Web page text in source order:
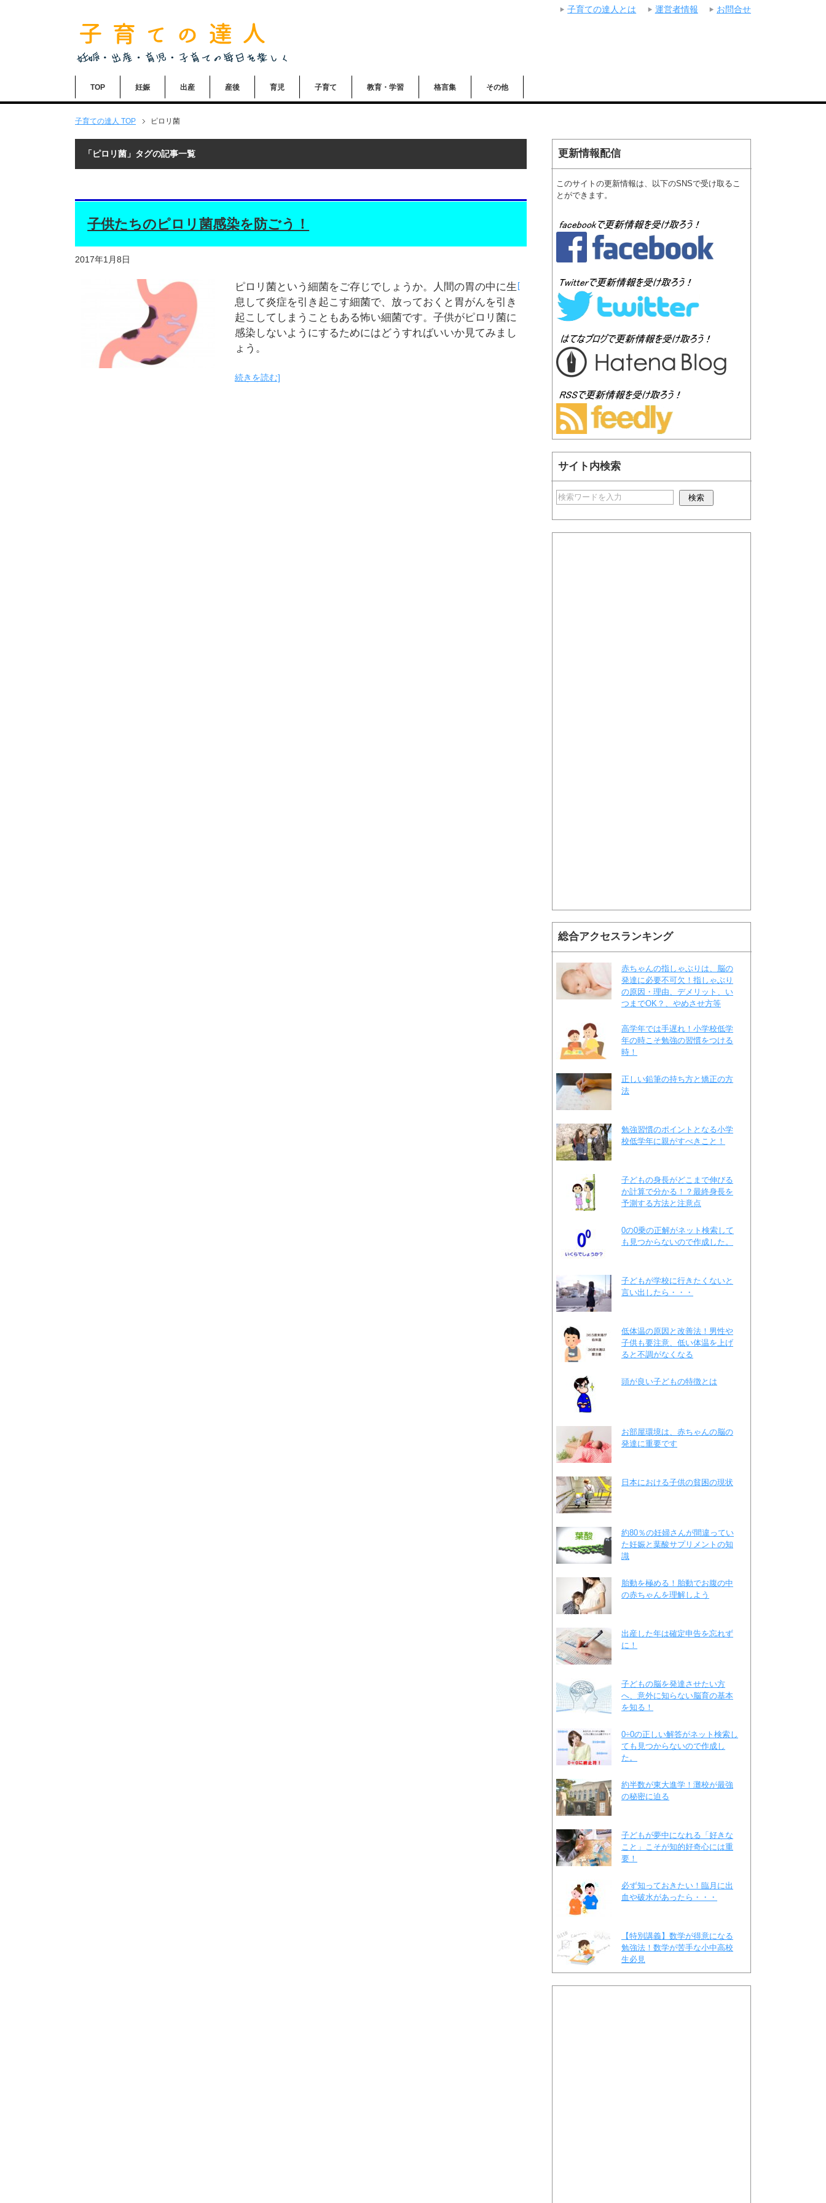
TOP 妊娠 出産 産後 育児 子育て 教育・学習 格言集 その他
子育ての達人 TOP ピロリ菌
「ピロリ菌」タグの記事一覧
子供たちのピロリ菌感染を防ごう！
2017年1月8日
ピロリ菌という細菌をご存じでしょうか。人間の胃の中に生
息して炎症を引き起こす細菌で、放っておくと胃がんを引き
起こしてしまうこともある怖い細菌です。子供がピロリ菌に
感染しないようにするためにはどうすればいいか見てみまし
ょう。
[
続きを読む]
更新情報配信
このサイトの更新情報は、以下のSNSで受け取るこ
とができます。
サイト内検索
総合アクセスランキング
赤ちゃんの指しゃぶりは、脳の
発達に必要不可欠！指しゃぶり
の原因・理由、デメリット、い
つまでOK？、やめさせ方等
高学年では手遅れ！小学校低学
年の時こそ勉強の習慣をつける
時！
正しい鉛筆の持ち方と矯正の方
法
勉強習慣のポイントとなる小学
校低学年に親がすべきこと！
子どもの身長がどこまで伸びる
か計算で分かる！？最終身長を
予測する方法と注意点
0の0乗の正解がネット検索して
も見つからないので作成した。
子どもが学校に行きたくないと
言い出したら・・・
低体温の原因と改善法！男性や
子供も要注意、低い体温を上げ
ると不調がなくなる
頭が良い子どもの特徴とは
お部屋環境は、赤ちゃんの脳の
発達に重要です
日本における子供の貧困の現状
約80％の妊婦さんが間違ってい
た妊娠と葉酸サプリメントの知
識
胎動を極める！胎動でお腹の中
の赤ちゃんを理解しよう
出産した年は確定申告を忘れず
に！
子どもの脳を発達させたい方
へ、意外に知らない脳育の基本
を知る！
0÷0の正しい解答がネット検索し
ても見つからないので作成し
た。
約半数が東大進学！灘校が最強
の秘密に迫る
子どもが夢中になれる「好きな
こと」こそが知的好奇心には重
要！
必ず知っておきたい！臨月に出
血や破水があったら・・・
【特別講義】数学が得意になる
勉強法！数学が苦手な小中高校
生必見
子育ての達人とは 運営者情報 お問合せ